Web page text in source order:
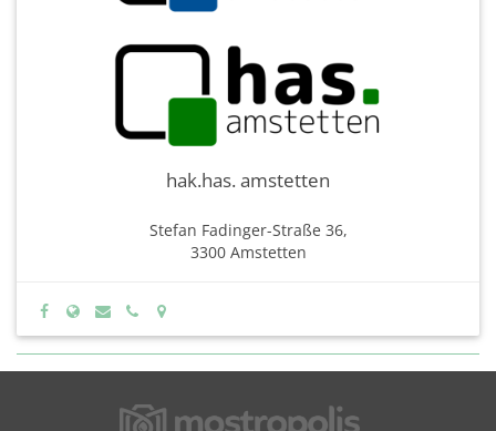
hak.has. amstetten
Stefan Fadinger-Straße 36,
3300 Amstetten